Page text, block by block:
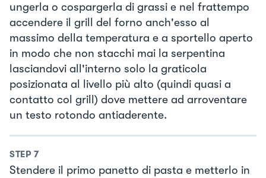
ungerla o cospargerla di grassi e nel frattempo
accendere il grill del forno anch'esso al
massimo della temperatura e a sportello aperto
in modo che non stacchi mai la serpentina
lasciandovi all'interno solo la graticola
posizionata al livello più alto (quindi quasi a
contatto col grill) dove mettere ad arroventare
un testo rotondo antiaderente.
STEP 7
Stendere il primo panetto di pasta e metterlo in